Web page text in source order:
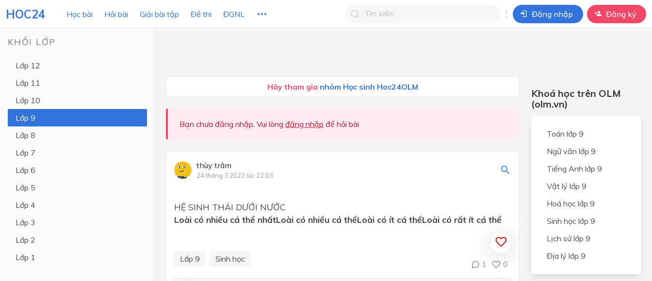
HOC24 Học bài Hỏi bài Giải bài tập Đề thi ĐGNL Đăng nhập Đăng ký
Lớp 11
Lớp 10
KHỐI LỚP
Lớp 12
Lớp 11
Lớp 10
Lớp 9
Lớp 8
Lớp 7
Lớp 6
Lớp 5
Lớp 4
Lớp 3
Lớp 2
Lớp 1
Hãy tham gia nhóm Học sinh Hoc24OLM
Bạn chưa đăng nhập. Vui lòng đăng nhập để hỏi bài
thùy trâm
24 tháng 3 2022 lúc 22:03
HỆ SINH THÁI DƯỚI NƯỚC
Loài có nhiều cá thể nhấtLoài có nhiều cá thểLoài có ít cá thểLoài có rất ít cá thể
Lớp 9 Sinh học
1 0
Khoá học trên OLM
(olm.vn)
Toán lớp 9
Ngữ văn lớp 9
Tiếng Anh lớp 9
Vật lý lớp 9
Hoá học lớp 9
Sinh học lớp 9
Lịch sử lớp 9
Địa lý lớp 9